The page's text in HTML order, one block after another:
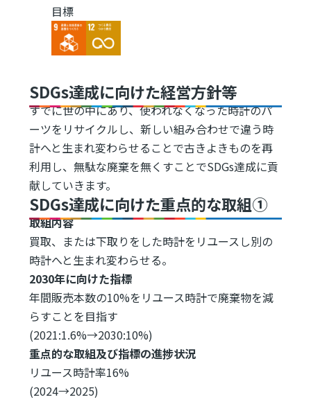
目標
Image Image
SDGs達成に向けた経営方針等
すでに世の中にあり、使われなくなった時計のパ
ーツをリサイクルし、新しい組み合わせで違う時
計へと生まれ変わらせることで古きよきものを再
利用し、無駄な廃棄を無くすことでSDGs達成に貢
献していきます。
SDGs達成に向けた重点的な取組①
取組内容
買取、または下取りをした時計をリユースし別の
時計へと生まれ変わらせる。
2030年に向けた指標
年間販売本数の10%をリユース時計で廃棄物を減
らすことを目指す
(2021:1.6%→2030:10%)
重点的な取組及び指標の進捗状況
リユース時計率16%
(2024→2025)